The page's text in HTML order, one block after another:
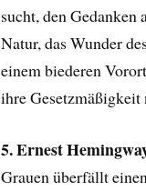
sucht, den
Natur, das Wunder
einem biederen
ihre Gesetzmäßigkeit
5. Ernest
Grauen überfällt